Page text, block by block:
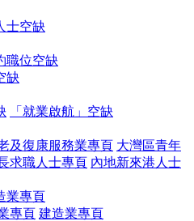
士空缺
職位空缺
缺
「就業啟航」空缺
及復康服務業專頁 大灣區青年
求職人士專頁 內地新來港人士
業專頁
專頁 建造業專頁